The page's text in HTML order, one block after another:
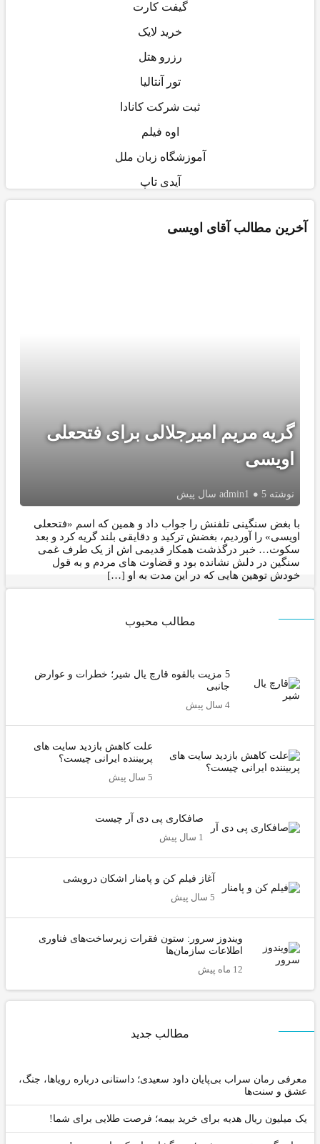
گیفت کارت
خرید لایک
رزرو هتل
تور آنتالیا
ثبت شرکت کانادا
اوه فیلم
آموزشگاه زبان ملل
آیدی تاپ
مطالب آقای اویسی
گریه مریم امیرجلالی برای فتحعلی
اویسی
نوشته admin1 5 سال پیش
با بغض سنگینی تلفنش را جواب داد و همین که اسم «فتحعلی
اویسی» را آوردیم، بغضش ترکید و دقایقی بلند گریه کرد و بعد
سکوت… خبر درگذشت همکار قدیمی اش از یک طرف غمی
سنگین در دلش نشانده بود و قضاوت های مردم و به قول
خودش توهین هایی که در این مدت به او […]
مطالب محبوب
5 مزیت بالقوه قارچ یال شیر؛ خطرات و عوارض
جانبی
علت کاهش بازدید سایت های
پربیننده ایرانی چیست؟
صافکاری پی دی آر چیست
آغاز فیلم کن و پامنار اشکان درویشی
ویندوز سرور: ستون فقرات زیرساخت‌های فناوری
اطلاعات سازمان‌ها
مطالب جدید
رمان سراب بی‌پایان داود سعیدی؛ داستانی درباره رویاها، جنگ،
و سنت‌ها
میلیون ریال هدیه برای خرید بیمه؛ فرصت طلایی برای شما!